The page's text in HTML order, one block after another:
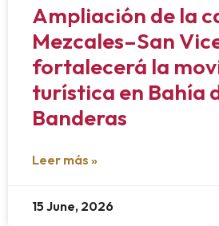
Ampliación de la
Mezcales–San
fortalecerá la
turística en Bahía
Banderas
Leer más »
15 June, 2026